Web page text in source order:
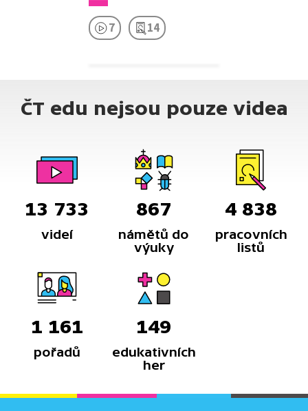
7 14
ČT edu nejsou pouze videa
13 733
videí
867
námětů do
výuky
4 838
pracovních
listů
1 161
pořadů
149
edukativních
her